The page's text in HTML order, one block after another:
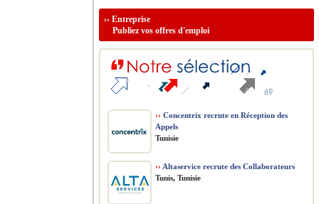
›› Entreprise
Publiez vos offres d'emploi
›› Concentrix recrute en Réception des
Appels
Tunisie
›› Altaservice recrute des Collaborateurs
Tunis, Tunisie